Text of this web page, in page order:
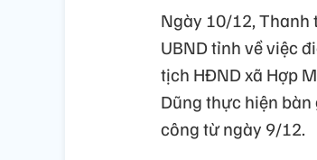
Ngày 10/12, Thanh
UBND tỉnh về việc
tịch HĐND xã Hợp
Dũng thực hiện
công từ ngày 9/12.